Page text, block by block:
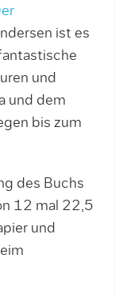
ist es
und
und dem
bis zum
des Buchs
12 mal 22,5
und